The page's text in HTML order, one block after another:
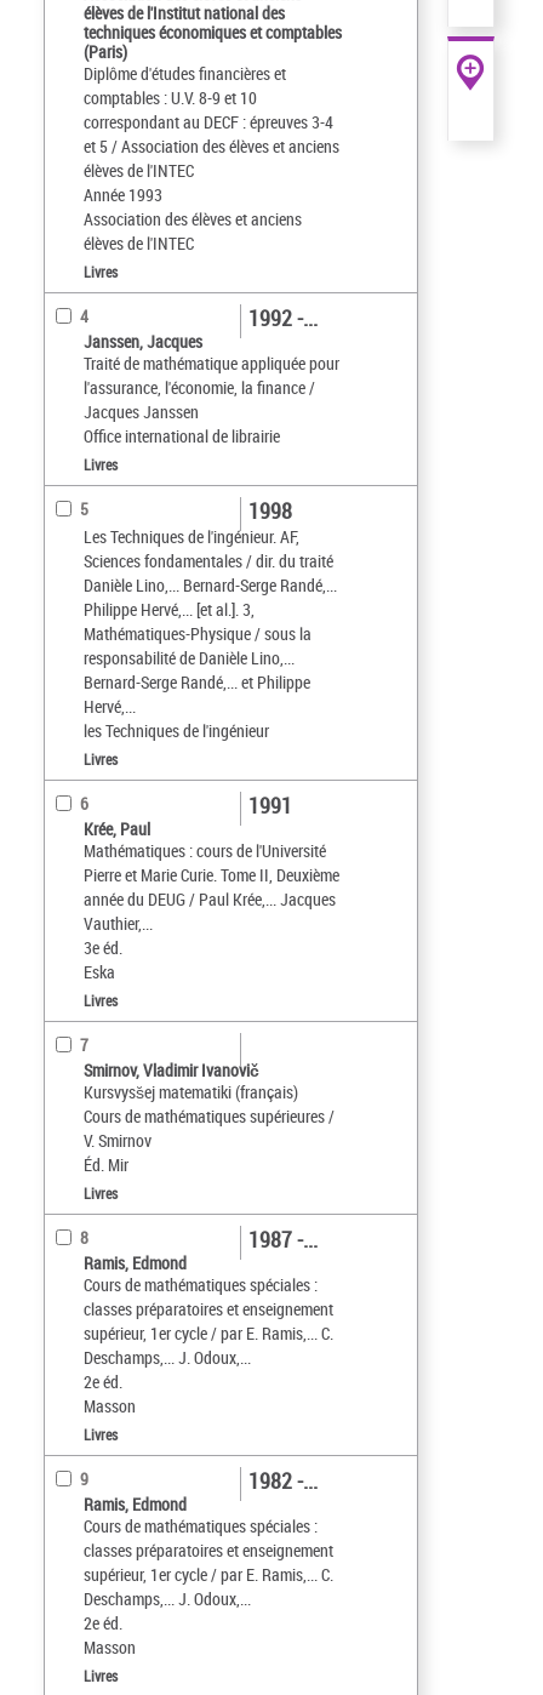
élèves de l'Institut national des
techniques économiques et comptables
(Paris)
Diplôme d'études financières et
comptables : U.V. 8-9 et 10
correspondant au DECF : épreuves 3-4
et 5 / Association des élèves et anciens
élèves de l'INTEC
Année 1993
Association des élèves et anciens
élèves de l'INTEC
Livres
4
Janssen, Jacques
Traité de mathématique appliquée pour
l'assurance, l'économie, la finance /
Jacques Janssen
Office international de librairie
1992 -...
Livres
5
Les Techniques de l'ingénieur. AF,
Sciences fondamentales / dir. du traité
Danièle Lino,... Bernard-Serge Randé,...
Philippe Hervé,... [et al.]. 3,
Mathématiques-Physique / sous la
responsabilité de Danièle Lino,...
Bernard-Serge Randé,... et Philippe
Hervé,...
les Techniques de l'ingénieur
1998
Livres
6
Krée, Paul
Mathématiques : cours de l'Université
Pierre et Marie Curie. Tome II, Deuxième
année du DEUG / Paul Krée,... Jacques
Vauthier,...
3e éd.
Eska
1991
Livres
7
Smirnov, Vladimir Ivanovič
Kursvyss̆ej matematiki (français)
Cours de mathématiques supérieures /
V. Smirnov
Éd. Mir
Livres
8
Ramis, Edmond
Cours de mathématiques spéciales :
classes préparatoires et enseignement
supérieur, 1er cycle / par E. Ramis,... C.
Deschamps,... J. Odoux,...
2e éd.
Masson
1987 -...
Livres
9
Ramis, Edmond
Cours de mathématiques spéciales :
classes préparatoires et enseignement
supérieur, 1er cycle / par E. Ramis,... C.
Deschamps,... J. Odoux,...
2e éd.
Masson
1982 -...
Livres